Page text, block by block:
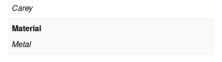
Carey
Material
Metal